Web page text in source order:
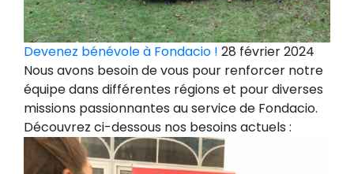
Devenez bénévole à Fondacio ! 28 février 2024
Nous avons besoin de vous pour renforcer notre
équipe dans différentes régions et pour diverses
missions passionnantes au service de Fondacio.
Découvrez ci-dessous nos besoins actuels :